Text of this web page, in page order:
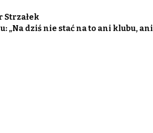
Strzałek
„Na dziś nie stać na to ani klubu, ani